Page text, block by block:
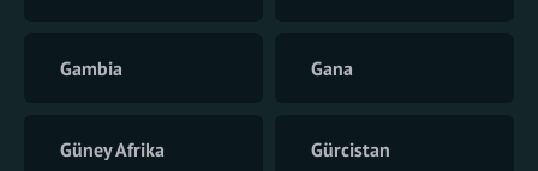
Gambia Gana
Güney Afrika Gürcistan